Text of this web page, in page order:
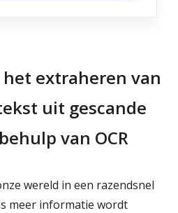
extraheren van
uit gescande
van OCR
wereld in een razendsnel
meer informatie wordt